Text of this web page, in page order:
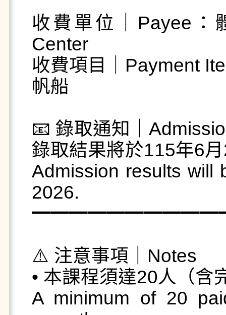
收費單位｜Payee：
Center
收費項目｜Payment
帆船
📧 錄取通知｜
錄取結果將於115年6
Admission results will
2026.
⚠️ 注意事項｜Notes
• 本課程須達20人（含
A minimum of 20